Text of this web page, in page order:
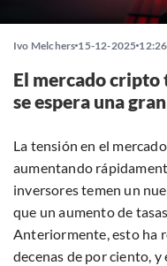
Ivo Melchers 15-12-2025 12:26
El mercado cripto
se espera una
La tensión en el
aumentando
inversores temen un
que un aumento de
Anteriormente, esto ha
decenas de por ciento, y